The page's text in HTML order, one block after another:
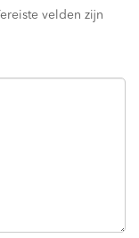
velden zijn